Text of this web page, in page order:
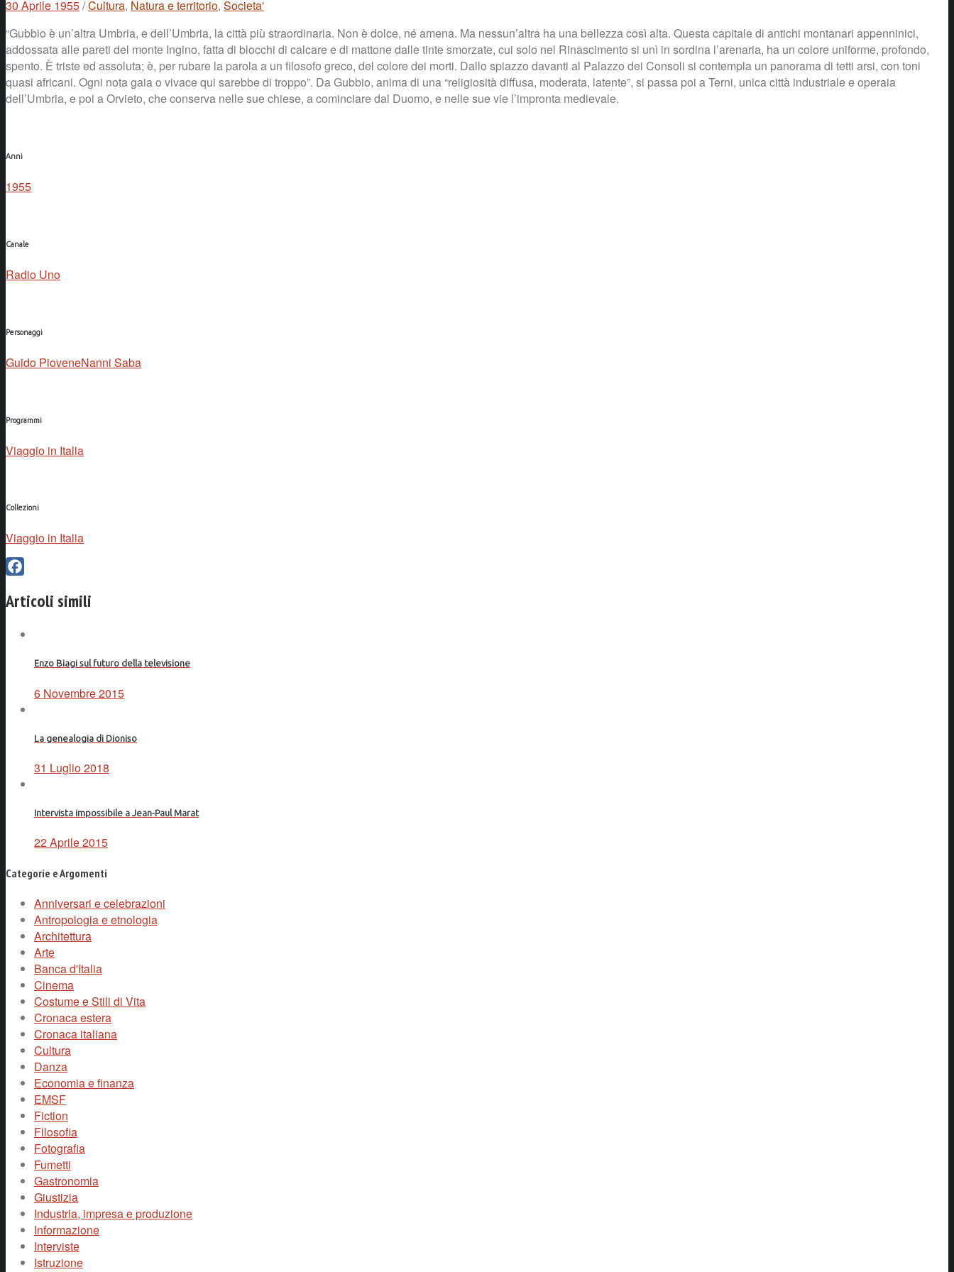
30 Aprile 1955/Cultura, Natura e territorio, Societa'
“Gubbio è un’altra Umbria, e dell’Umbria, la città più straordinaria. Non è dolce, né amena. Ma nessun’altra ha una bellezza così alta. Questa capitale di antichi montanari appenninici,
addossata alle pareti del monte Ingino, fatta di blocchi di calcare e di mattone dalle tinte smorzate, cui solo nel Rinascimento si unì in sordina l’arenaria, ha un colore uniforme, profondo,
spento. È triste ed assoluta; è, per rubare la parola a un filosofo greco, del colore dei morti. Dallo spiazzo davanti al Palazzo dei Consoli si contempla un panorama di tetti arsi, con toni
quasi africani. Ogni nota gaia o vivace qui sarebbe di troppo”. Da Gubbio, anima di una “religiosità diffusa, moderata, latente”, si passa poi a Terni, unica città industriale e operaia
dell’Umbria, e poi a Orvieto, che conserva nelle sue chiese, a cominciare dal Duomo, e nelle sue vie l’impronta medievale.
Anni
1955
Canale
Radio Uno
Personaggi
Guido PioveneNanni Saba
Programmi
Viaggio in Italia
Collezioni
Viaggio in Italia
Articoli simili
Enzo Biagi sul futuro della televisione
6 Novembre 2015
La genealogia di Dioniso
31 Luglio 2018
Intervista impossibile a Jean-Paul Marat
22 Aprile 2015
Categorie e Argomenti
Anniversari e celebrazioni
Antropologia e etnologia
Architettura
Arte
Banca d'Italia
Cinema
Costume e Stili di Vita
Cronaca estera
Cronaca italiana
Cultura
Danza
Economia e finanza
EMSF
Fiction
Filosofia
Fotografia
Fumetti
Gastronomia
Giustizia
Industria, impresa e produzione
Informazione
Interviste
Istruzione